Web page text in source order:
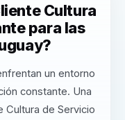
Cultura
para las
un entorno
constante. Una
Cultura de Servicio